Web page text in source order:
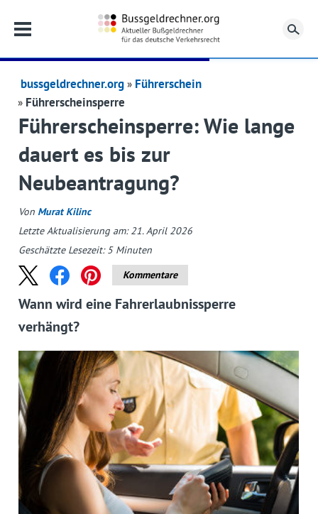
bussgeldrechner.org
Führerschein
Führerscheinsperre
Führerscheinsperre: Wie lange
dauert es bis zur
Neubeantragung?
Von Murat Kilinc
Letzte Aktualisierung am: 21. April 2026
Geschätzte Lesezeit:5 Minuten
Kommentare
Wann wird eine Fahrerlaubnissperre
verhängt?